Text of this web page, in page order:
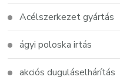
Acélszerkezet gyártás
ágyi poloska irtás
akciós duguláselhárítás